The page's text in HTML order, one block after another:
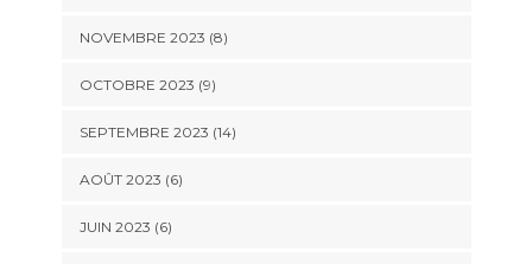
NOVEMBRE 2023 (8)
OCTOBRE 2023 (9)
SEPTEMBRE 2023 (14)
AOÛT 2023 (6)
JUIN 2023 (6)